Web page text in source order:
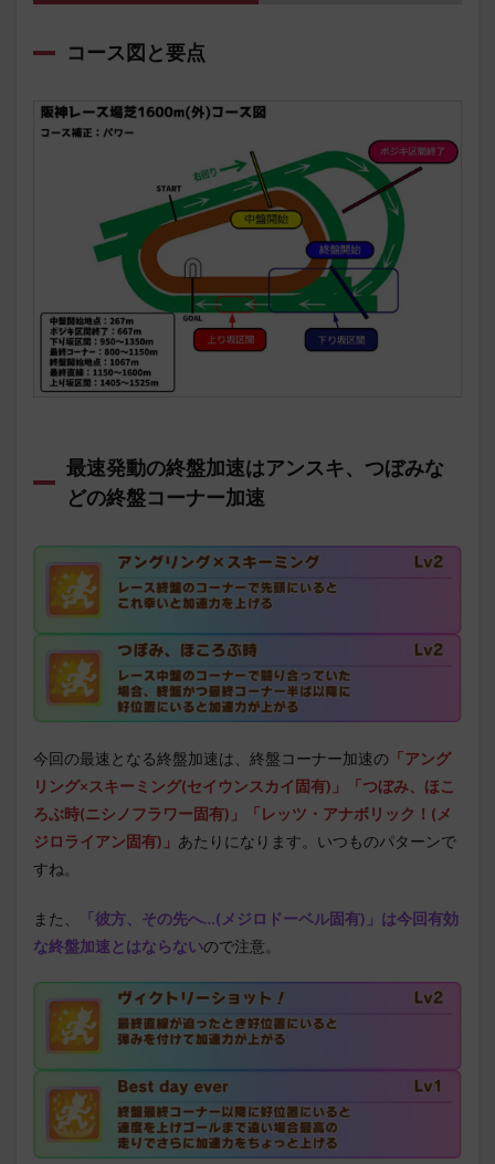
コース図と要点
最速発動の終盤加速はアンスキ、つぼみな
どの終盤コーナー加速
今回の最速となる終盤加速は、終盤コーナー加速の 「アング
リング×スキーミング(セイウンスカイ固有)」「つぼみ、ほこ
ろぶ時(ニシノフラワー固有)」「レッツ・アナボリック！(メ
ジロライアン固有)」 あたりになります。いつものパターンで
すね。
また、
「彼方、その先へ…(メジロドーベル固有)」は今回有効
な終盤加速とはならないので注意。